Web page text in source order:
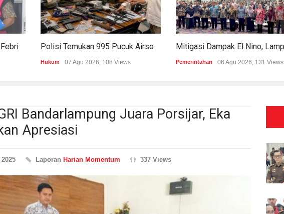
Hukum 07 Agu 2026, 108 Views Pemerintahan 06 Agu 2026, 131 Views
Bandarlampung Juara Porsijar, Eka
Apresiasi
Laporan Harian Momentum 337 Views